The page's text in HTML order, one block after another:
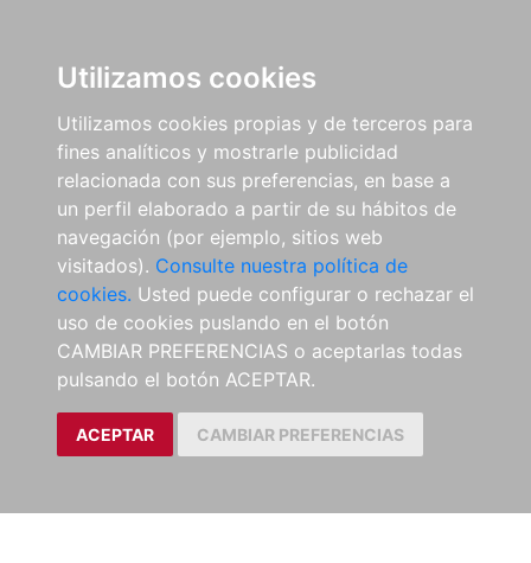
Utilizamos cookies
Utilizamos cookies propias y de terceros para
fines analíticos y mostrarle publicidad
relacionada con sus preferencias, en base a
un perfil elaborado a partir de su hábitos de
navegación (por ejemplo, sitios web
visitados). Consulte nuestra política de
cookies. Usted puede configurar o rechazar el
uso de cookies puslando en el botón
CAMBIAR PREFERENCIAS o aceptarlas todas
pulsando el botón ACEPTAR.
ACEPTAR CAMBIAR PREFERENCIAS